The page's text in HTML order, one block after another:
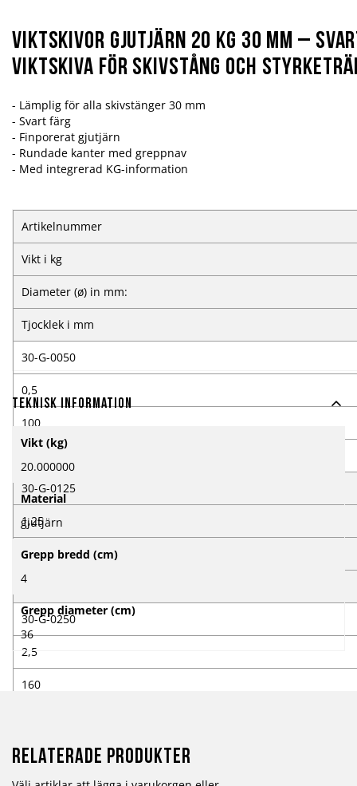
Viktskivor gjutjärn 20 kg 30 mm –
viktskiva för skivstång och
- Lämplig för alla skivstänger 30 mm
- Svart färg
- Finporerat gjutjärn
- Rundade kanter med greppnav
- Med integrerad KG-information
Artikelnummer
Vikt i kg
Diameter (ø) in mm:
Tjocklek i mm
30-G-0050
0,5
100
30-G-0125
1,25
130
20
30-G-0250
2,5
160
30-G-0500
5
Teknisk information
information
Vikt (kg)
20.000000
Material
gjutjärn
Grepp bredd (cm)
4
Grepp diameter (cm)
36
Relaterade produkter